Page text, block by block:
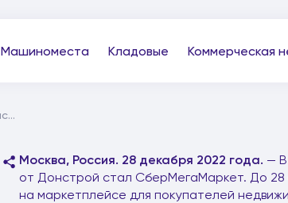
Машиноместа Кладовые Коммерческая
Маркетплейс СберМегаМаркет стал участником клиентской программы Донстрой
Москва, Россия. 28 декабря 2022 года. —
от Донстрой стал СберМегаМаркет. До 28
на маркетплейсе для покупателей